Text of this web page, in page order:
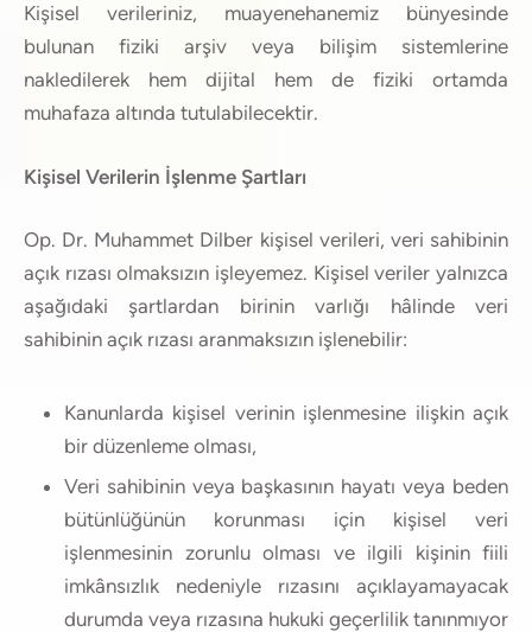
Kişisel verileriniz, muayenehanemiz bünyesinde
bulunan fiziki arşiv veya bilişim sistemlerine
nakledilerek hem dijital hem de fiziki ortamda
muhafaza altında tutulabilecektir.
Kişisel Verilerin İşlenme Şartları
Op. Dr. Muhammet Dilber kişisel verileri, veri sahibinin
açık rızası olmaksızın işleyemez. Kişisel veriler yalnızca
aşağıdaki şartlardan birinin varlığı hâlinde veri
sahibinin açık rızası aranmaksızın işlenebilir:
Kanunlarda kişisel verinin işlenmesine ilişkin açık
bir düzenleme olması,
Veri sahibinin veya başkasının hayatı veya beden
bütünlüğünün korunması için kişisel veri
işlenmesinin zorunlu olması ve ilgili kişinin fiili
imkânsızlık nedeniyle rızasını açıklayamayacak
durumda veya rızasına hukuki geçerlilik tanınmıyor